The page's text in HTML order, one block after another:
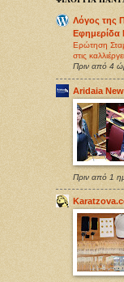
Λόγος της
Εφημερίδα
Ερώτηση
στις
Πριν από 4
Aridaia
Πριν από 1